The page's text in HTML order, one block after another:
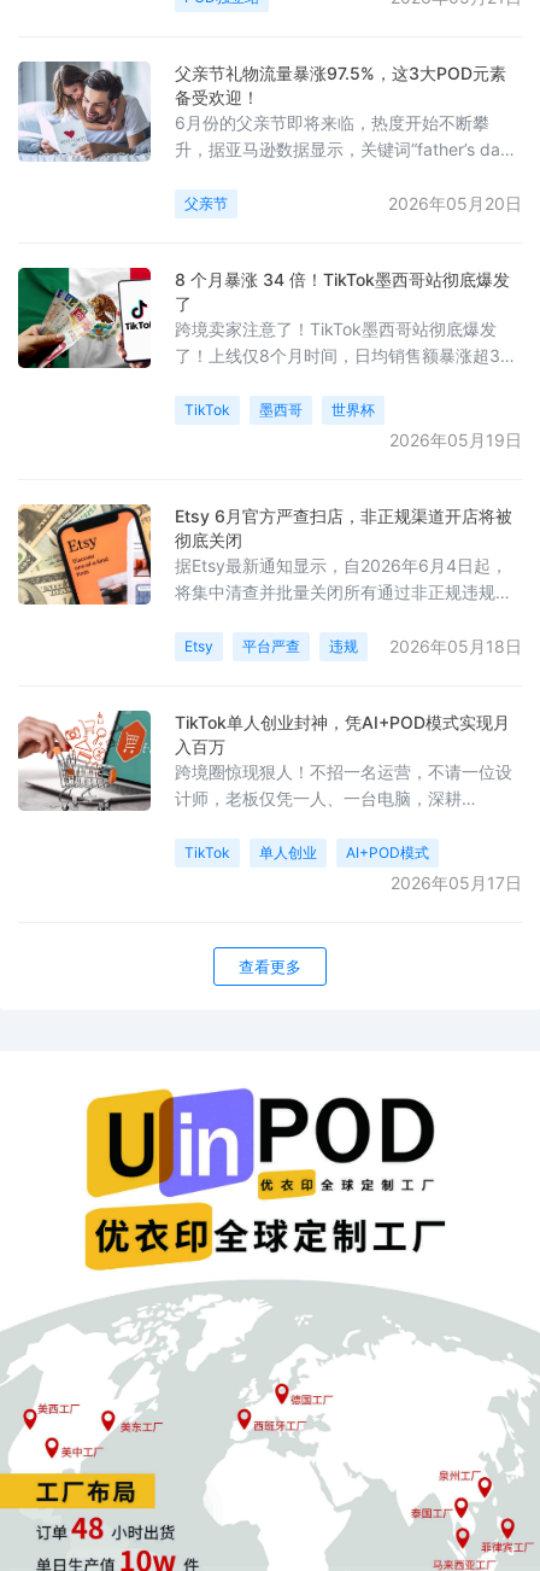
父亲节礼物流量暴涨97.5%，这3大POD元素
备受欢迎！
6月份的父亲节即将来临，热度开始不断攀
升，据亚马逊数据显示，关键词“father’s day
36,866次，相较12周前排名变化率达
父亲节 2026年05月20日
8 个月暴涨 34 倍！TikTok墨西哥站彻底爆发
了
跨境卖家注意了！TikTok墨西哥站彻底爆发
了！上线仅8个月时间，日均销售额暴涨超34
示，墨西哥GMV对比2025年Q4季度增长了
405%，是15个国家中增长速度最快的！
TikTok 墨西哥 世界杯
2026年05月19日
Etsy 6月官方严查扫店，非正规渠道开店将被
彻底关闭
据Etsy最新通知显示，自2026年6月4日起，
将集中清查并批量关闭所有通过非正规违规渠
技术漏洞，短暂允许了中国卖家通过Payoneer
面上盛行的改代码、卡漏洞、内测邀约等开店
方式，全部列入了此次平台清理范围。
Etsy 平台严查 违规 2026年05月18日
TikTok单人创业封神，凭AI+POD模式实现月
入百万
跨境圈惊现狠人！不招一名运营，不请一位设
计师，老板仅凭一人、一台电脑，深耕
万+，销售额直接突破百万美元！今天将这套
TikTok 单人创业 AI+POD模式
2026年05月17日
查看更多